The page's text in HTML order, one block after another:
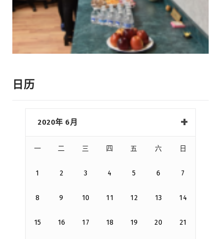
日历
2020年 6月
一 二 三 四 五 六 日
1 2 3 4 5 6 7
8 9 10 11 12 13 14
15 16 17 18 19 20 21